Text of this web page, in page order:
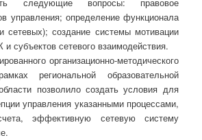
управления; определение функционала
создание системы мотивации
субъектов сетевого взаимодействия.
организационно-методического
региональной образовательной
позволило создать условия для
управления указанными процессами,
эффективную сетевую систему